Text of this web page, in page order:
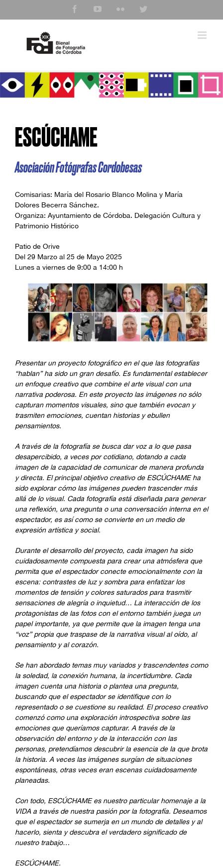
FacebookYouTubeFlickr
ESCÚCHAME
Asociación Fotógrafas Cordobesas
Comisarias: María del Rosario Blanco Molina y María
Dolores Becerra Sánchez.
Organiza: Ayuntamiento de Córdoba. Delegación Cultura y
Patrimonio Histórico
Patio de Orive
Del 29 Marzo al 25 de Mayo 2025
Lunes a viernes de 9:00 a 14:00 h
Presentar un proyecto fotográfico en el que las fotografías
“hablan” ha sido un gran desafío. Es fundamental establecer
un enfoque creativo que combine el arte visual con una
narrativa poderosa. En este proyecto las imágenes no sólo
capturan momentos visuales, sino que también evocan y
trasmiten emociones, cuentan historias y ebullen
pensamientos.
A través de la fotografía se busca dar voz a lo que pasa
desapercibido, a veces por cotidiano, dotando a cada
imagen de la capacidad de comunicar de manera profunda
y directa. El principal objetivo creativo de ESCÚCHAME ha
sido explorar cómo las imágenes pueden trascender más
allá de lo visual. Cada fotografía está diseñada para generar
una reflexión, una pregunta o una conversación interna en el
espectador, es así como se convierte en un medio de
expresión artística y social.
Durante el desarrollo del proyecto, cada imagen ha sido
cuidadosamente compuesta para crear una atmósfera que
permita que el espectador conecte emocionalmente con la
escena: contrastes de luz y sombra para enfatizar los
momentos de tensión y colores saturados para trasmitir
sensaciones de alegría o inquietud… La interacción de los
protagonistas de las fotos con el entorno también juega un
papel importante, ya que permite que la imagen tenga una
“voz” propia que traspase de la narrativa visual al oído, al
pensamiento y al corazón.
Se han abordado temas muy variados y trascendentes como
la soledad, la conexión humana, la incertidumbre. Cada
imagen cuenta una historia o plantea una pregunta,
buscando que el espectador se identifique con lo
representado o se cuestione su realidad. El proceso creativo
comenzó como una exploración introspectiva sobre las
emociones que queríamos capturar. A través de la
observación del entorno y de la interacción con las
personas, pretendíamos descubrir la esencia de la que brota
la historia. A veces las imágenes surgían de situaciones
espontáneas, otras veces eran escenas cuidadosamente
planeadas.
Con todo, ESCÚCHAME es nuestro particular homenaje a la
VIDA a través de nuestra pasión por la fotografía. Deseamos
que el espectador se sumerja en un mundo de detalles y al
hacerlo, sienta y descubra el verdadero significado de
nuestro trabajo…
ESCÚCHAME.